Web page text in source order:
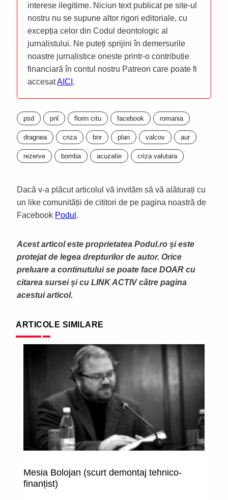
interese ilegitime. Niciun text publicat pe site-ul
nostru nu se supune altor rigori editoriale, cu
excepția celor din Codul deontologic al
jurnalistului. Ne puteți sprijini în demersurile
noastre jurnalistice oneste printr-o contribuție
financiară în contul nostru Patreon care poate fi
accesatAICI .
psd pnl florin citu facebook romania
dragnea criza bnr plan valcov aur
rezerve bomba acuzatie criza valutara
Dacă v-a plăcut articolul vă invităm să vă alăturați cu
un like comunității de cititori de pe pagina noastră de
Facebook Podul .
Acest articol este proprietatea Podul.ro și este
protejat de legea drepturilor de autor. Orice
preluare a continutului se poate face DOAR cu
citarea sursei și cu LINK ACTIV către pagina
acestui articol.
ARTICOLE SIMILARE
Mesia Bolojan (scurt demontaj tehnico-
finanțist)